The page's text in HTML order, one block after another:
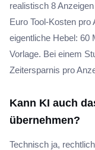
realistisch 8
Euro Tool-Kosten
eigentliche Hebel: 60
Vorlage. Bei einem
Zeitersparnis pro
Kann KI auch
übernehmen?
Technisch ja,